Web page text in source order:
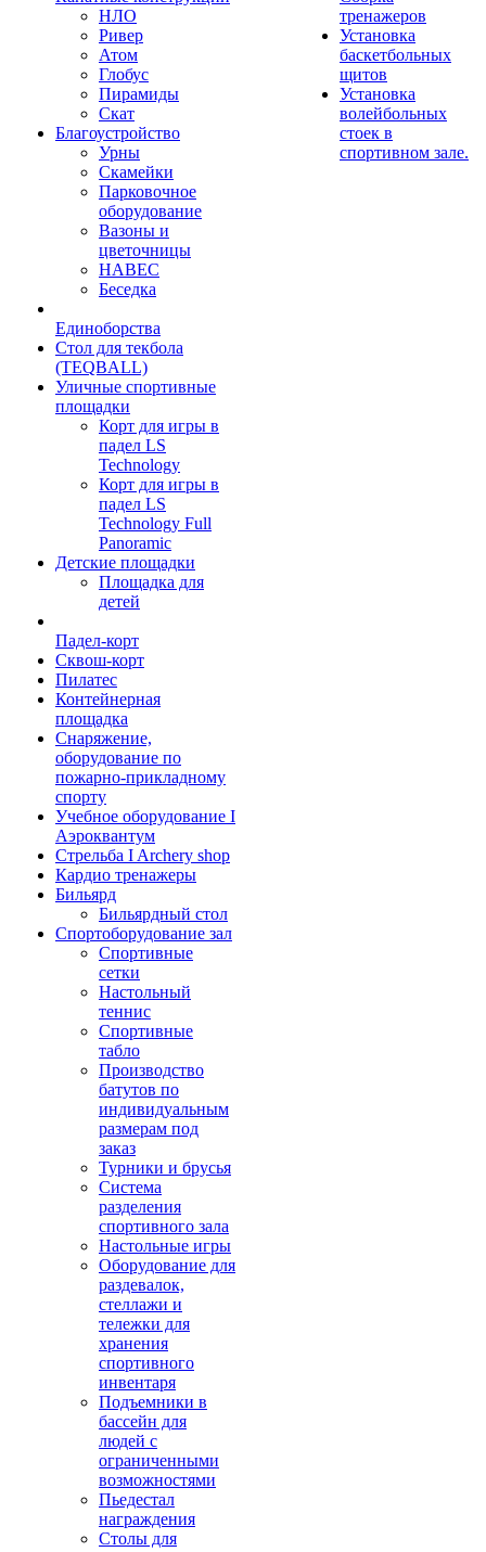
НЛО
Ривер
Атом
Глобус
Пирамиды
Скат
Благоустройство
Урны
Скамейки
Парковочное
оборудование
Вазоны и
цветочницы
НАВЕС
Беседка
Единоборства
Стол для текбола
(TEQBALL)
Уличные спортивные
площадки
Корт для игры в
падел LS
Technology
Корт для игры в
падел LS
Technology Full
Panoramic
Детские площадки
Площадка для
детей
Падел-корт
Сквош-корт
Пилатес
Контейнерная
площадка
Снаряжение,
оборудование по
пожарно-прикладному
спорту
Учебное оборудование I
Аэроквантум
Стрельба I Archery shop
Кардио тренажеры
Бильярд
Бильярдный стол
Спортоборудование зал
Спортивные
сетки
Настольный
теннис
Спортивные
табло
Производство
батутов по
индивидуальным
размерам под
заказ
Турники и брусья
Система
разделения
спортивного зала
Настольные игры
Оборудование для
раздевалок,
стеллажи и
тележки для
хранения
спортивного
инвентаря
Подъемники в
бассейн для
людей с
ограниченными
возможностями
Пьедестал
награждения
Столы для
тренажеров
Установка
баскетбольных
щитов
Установка
волейбольных
стоек в
спортивном зале.